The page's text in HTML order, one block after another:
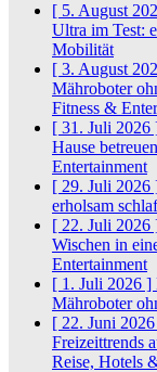
[ 5. August
Ultra im Test:
Mobilität
[ 3. August
Mähroboter
Fitness &
[ 31. Juli 2026
Hause
Entertainment
[ 29. Juli 2026
erholsam
[ 22. Juli 2026
Wischen in
Entertainment
[ 1. Juli 2026 ]
Mähroboter
[ 22. Juni
Freizeittrends
Reise, Hotels